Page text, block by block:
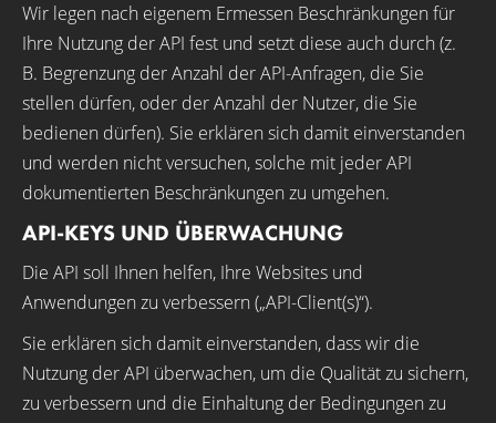
Wir legen nach eigenem Ermessen Beschränkungen für
Ihre Nutzung der API fest und setzt diese auch durch (z.
B. Begrenzung der Anzahl der API-Anfragen, die Sie
stellen dürfen, oder der Anzahl der Nutzer, die Sie
bedienen dürfen). Sie erklären sich damit einverstanden
und werden nicht versuchen, solche mit jeder API
dokumentierten Beschränkungen zu umgehen.
API-KEYS UND ÜBERWACHUNG
Die API soll Ihnen helfen, Ihre Websites und
Anwendungen zu verbessern („API-Client(s)“).
Sie erklären sich damit einverstanden, dass wir die
Nutzung der API überwachen, um die Qualität zu sichern,
zu verbessern und die Einhaltung der Bedingungen zu